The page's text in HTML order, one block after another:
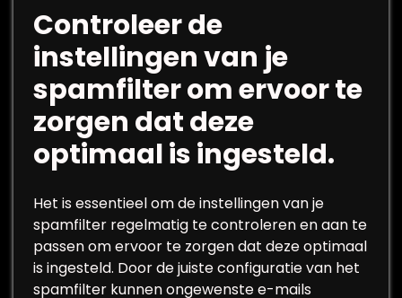
Controleer de
instellingen van je
spamfilter om ervoor te
zorgen dat deze
optimaal is ingesteld.
Het is essentieel om de instellingen van je
spamfilter regelmatig te controleren en aan te
passen om ervoor te zorgen dat deze optimaal
is ingesteld. Door de juiste configuratie van het
spamfilter kunnen ongewenste e-mails